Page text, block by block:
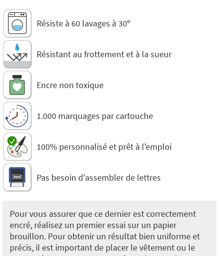
Résiste à 60 lavages à 30º
Résistant au frottement et à la sueur
Encre non toxique
1.000 marquages par cartouche
100% personnalisé et prêt à l'emploi
Pas besoin d'assembler de lettres
Pour vous assurer que ce dernier est correctement
encré, réalisez un premier essai sur un papier
brouillon. Pour obtenir un résultat bien uniforme et
précis, il est important de placer le vêtement ou le